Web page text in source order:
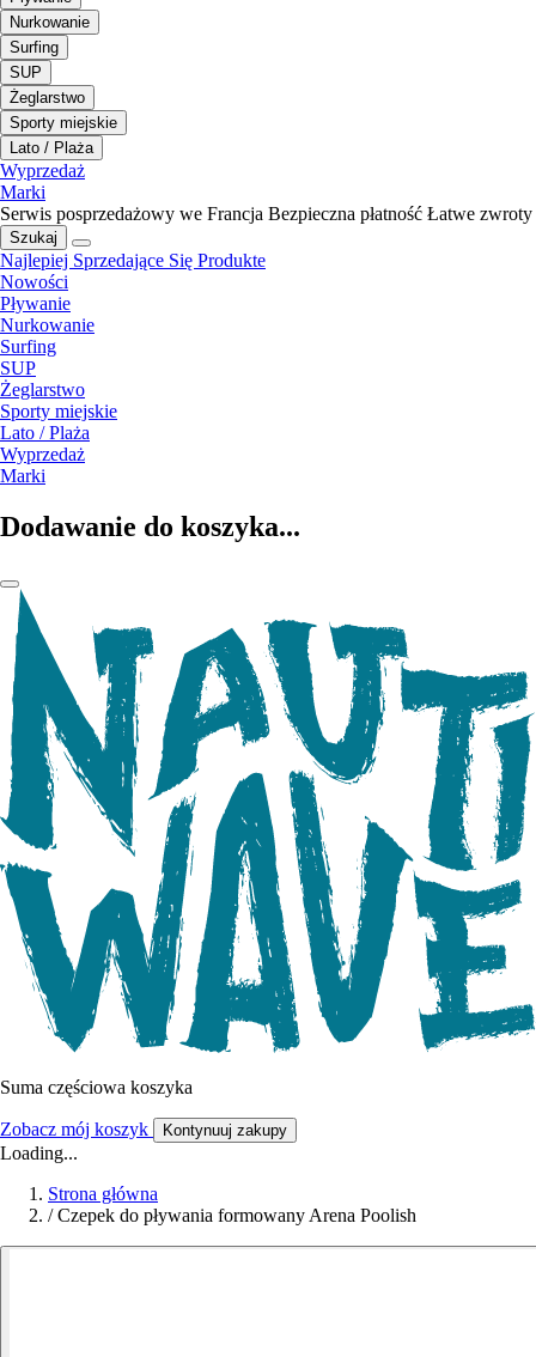
Nurkowanie
Surfing
SUP
Żeglarstwo
Sporty miejskie
Lato / Plaża
Wyprzedaż
Marki
Serwis posprzedażowy we Francja Bezpieczna płatność Łatwe zwroty
Szukaj
Najlepiej Sprzedające Się Produkte
Nowości
Pływanie
Nurkowanie
Surfing
SUP
Żeglarstwo
Sporty miejskie
Lato / Plaża
Wyprzedaż
Marki
Dodawanie do koszyka...
Suma częściowa koszyka
Zobacz mój koszyk Kontynuuj zakupy
Loading...
Strona główna
/ Czepek do pływania formowany Arena Poolish